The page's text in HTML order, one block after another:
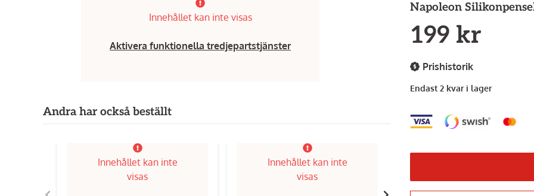
Innehållet kan inte visas
Aktivera funktionella tredjepartstjänster
Andra har också beställt
Innehållet kan inte
visas
Innehållet kan inte
visas
Napoleon
199 kr
Prishistorik
Endast 2 kvar i lager